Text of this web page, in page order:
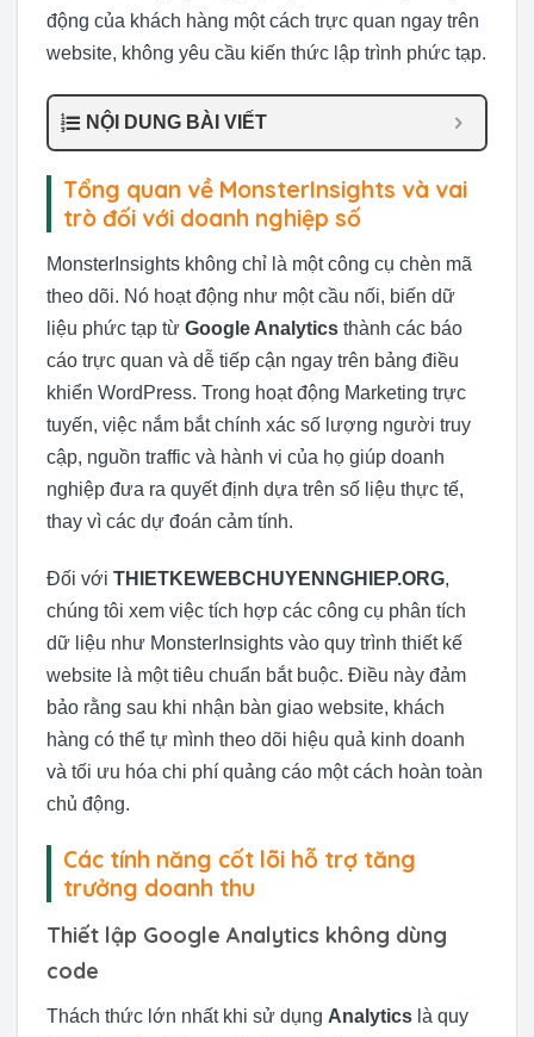
động của khách hàng một cách trực quan ngay trên
website, không yêu cầu kiến thức lập trình phức tạp.
NỘI DUNG BÀI VIẾT
Tổng quan về MonsterInsights và vai
trò đối với doanh nghiệp số
MonsterInsights không chỉ là một công cụ chèn mã
theo dõi. Nó hoạt động như một cầu nối, biến dữ
liệu phức tạp từ Google Analytics thành các báo
cáo trực quan và dễ tiếp cận ngay trên bảng điều
khiển WordPress. Trong hoạt động Marketing trực
tuyến, việc nắm bắt chính xác số lượng người truy
cập, nguồn traffic và hành vi của họ giúp doanh
nghiệp đưa ra quyết định dựa trên số liệu thực tế,
thay vì các dự đoán cảm tính.
Đối với THIETKEWEBCHUYENNGHIEP.ORG,
chúng tôi xem việc tích hợp các công cụ phân tích
dữ liệu như MonsterInsights vào quy trình thiết kế
website là một tiêu chuẩn bắt buộc. Điều này đảm
bảo rằng sau khi nhận bàn giao website, khách
hàng có thể tự mình theo dõi hiệu quả kinh doanh
và tối ưu hóa chi phí quảng cáo một cách hoàn toàn
chủ động.
Các tính năng cốt lõi hỗ trợ tăng
trưởng doanh thu
Thiết lập Google Analytics không dùng
code
Thách thức lớn nhất khi sử dụng Analytics là quy